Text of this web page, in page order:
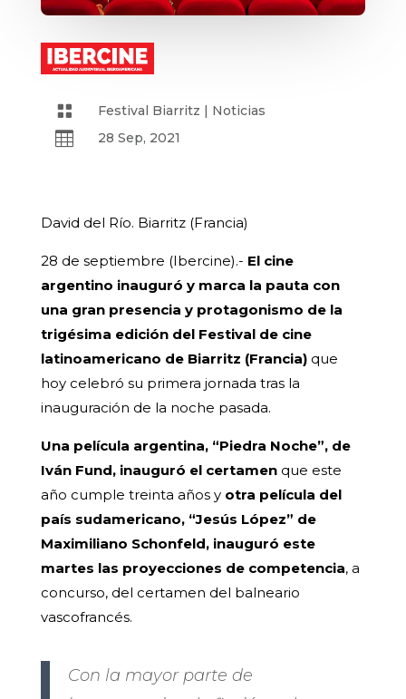
 Festival Biarritz | Noticias
 28 Sep, 2021
David del Río. Biarritz (Francia)
28 de septiembre (Ibercine).- El cine
argentino inauguró y marca la pauta con
una gran presencia y protagonismo de la
trigésima edición del Festival de cine
latinoamericano de Biarritz (Francia)que
hoy celebró su primera jornada tras la
inauguración de la noche pasada.
Una película argentina, “Piedra Noche”, de
Iván Fund, inauguró el certamenque este
año cumple treinta años y otra película del
país sudamericano, “Jesús López” de
Maximiliano Schonfeld, inauguró este
martes las proyecciones de competencia, a
concurso, del certamen del balneario
vascofrancés.
Con la mayor parte de